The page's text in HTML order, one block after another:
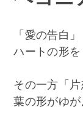
「愛の告白
ハートの形を
その一方「片
葉の形がゆが